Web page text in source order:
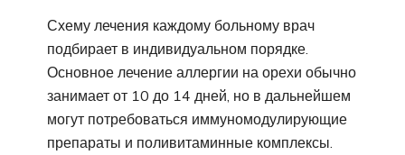
Схему лечения каждому больному врач
подбирает в индивидуальном порядке.
Основное лечение аллергии на орехи обычно
занимает от 10 до 14 дней, но в дальнейшем
могут потребоваться иммуномодулирующие
препараты и поливитаминные комплексы.